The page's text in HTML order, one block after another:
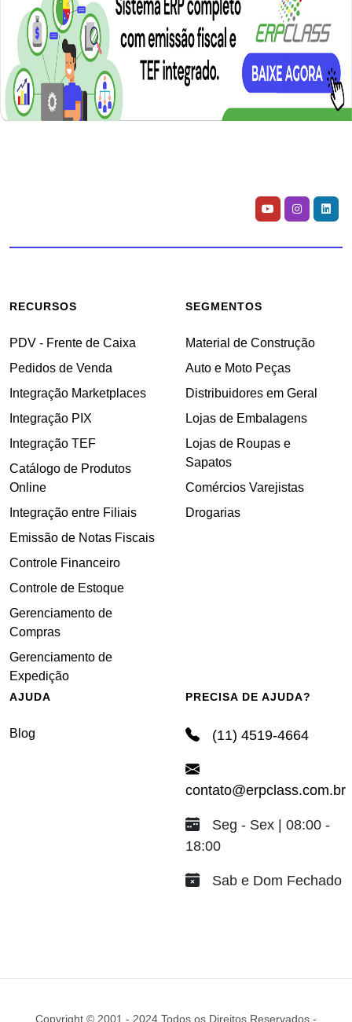
RECURSOS
PDV - Frente de Caixa
Pedidos de Venda
Integração Marketplaces
Integração PIX
Integração TEF
Catálogo de Produtos
Online
Integração entre Filiais
Emissão de Notas Fiscais
Controle Financeiro
Controle de Estoque
Gerenciamento de
Compras
Gerenciamento de
Expedição
SEGMENTOS
Material de Construção
Auto e Moto Peças
Distribuidores em Geral
Lojas de Embalagens
Lojas de Roupas e
Sapatos
Comércios Varejistas
Drogarias
AJUDA
Blog
PRECISA DE AJUDA?
(11) 4519-4664
contato@erpclass.com.br
Seg - Sex | 08:00 -
18:00
Sab e Dom Fechado
Copyright © 2001 - 2024 Todos os Direitos Reservados -